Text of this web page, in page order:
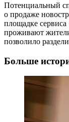
Потенциальный
о продаже
площадке
проживают
позволило
Больше